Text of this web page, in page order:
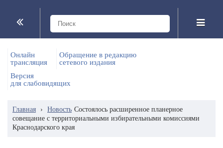
Онлайн
трансляция
Обращение в редакцию
сетевого издания
Версия
для слабовидящих
Главная › Новость Состоялось расширенное планерное
совещание с территориальными избирательными комиссиями
Краснодарского края